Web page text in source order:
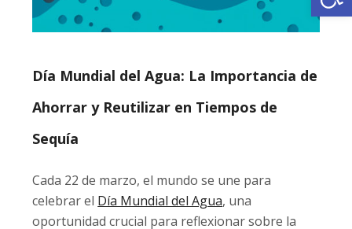
Día Mundial del Agua: La Importancia de
Ahorrar y Reutilizar en Tiempos de
Sequía
Cada 22 de marzo, el mundo se une para
celebrar el Día Mundial del Agua, una
oportunidad crucial para reflexionar sobre la